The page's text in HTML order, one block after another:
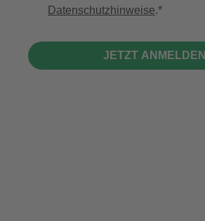
Datenschutzhinweise.
JETZT ANMELDEN